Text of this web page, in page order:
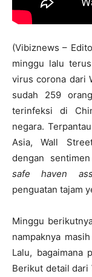
(Vibiznews –
minggu lalu
virus corona dari
sudah 259
terinfeksi di
negara.
Asia, Wall
dengan
safe haven
penguatan tajam
Minggu
nampaknya
Lalu, bagaimana
Berikut detail dari